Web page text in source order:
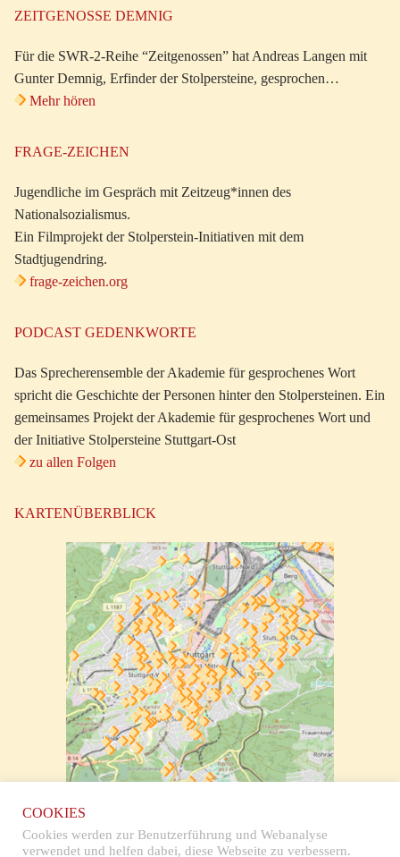
ZEITGENOSSE DEMNIG
Für die SWR-2-Reihe “Zeitgenossen” hat Andreas Langen mit
Gunter Demnig, Erfinder der Stolpersteine, gesprochen…
Mehr hören
FRAGE-ZEICHEN
Jugendliche im Gespräch mit Zeitzeug*innen des
Nationalsozialismus.
Ein Filmprojekt der Stolperstein-Initiativen mit dem
Stadtjugendring.
frage-zeichen.org
PODCAST GEDENKWORTE
Das Sprecherensemble der Akademie für gesprochenes Wort
spricht die Geschichte der Personen hinter den Stolpersteinen. Ein
gemeinsames Projekt der Akademie für gesprochenes Wort und
der Initiative Stolpersteine Stuttgart-Ost
zu allen Folgen
KARTENÜBERBLICK
COOKIES
Cookies werden zur Benutzerführung und Webanalyse
verwendet und helfen dabei, diese Webseite zu verbessern.